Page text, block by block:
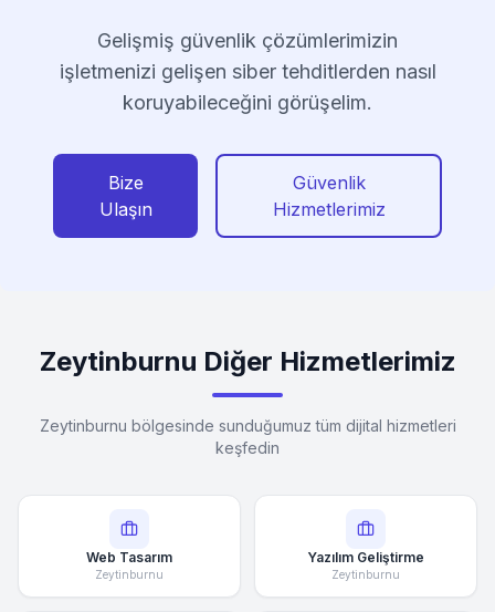
Gelişmiş güvenlik çözümlerimizin
işletmenizi gelişen siber tehditlerden nasıl
koruyabileceğini görüşelim.
Bize
Ulaşın
Güvenlik
Hizmetlerimiz
Zeytinburnu Diğer Hizmetlerimiz
Zeytinburnu bölgesinde sunduğumuz tüm dijital hizmetleri
keşfedin
Web Tasarım
Zeytinburnu
Yazılım Geliştirme
Zeytinburnu